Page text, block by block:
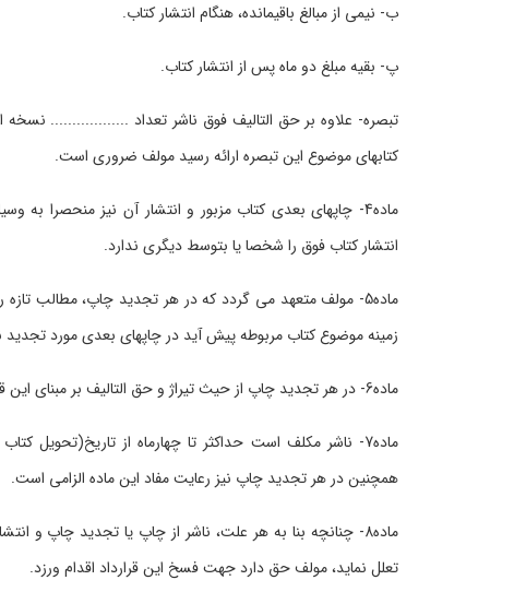
ب- نیمی از مبالغ باقیمانده، هنگام انتشار کتاب.
پ- بقیه مبلغ دو ماه پس از انتشار کتاب.
تبصره- علاوه بر حق التالیف فوق ناشر تعداد .................. نسخه
کتابهای موضوع این تبصره ارائه رسید مولف ضروری است.
ماده4- چاپهای بعدی کتاب مزبور و انتشار آن نیز منحصرا
انتشار کتاب فوق را شخصا یا بتوسط دیگری ندارد.
ماده5- مولف متعهد می گردد که در هر تجدید چاپ، مطالب تازه
زمینه موضوع کتاب مربوطه پیش آید در چاپهای بعدی مورد تجدید
ماده6- در هر تجدید چاپ از حیث تیراژ و حق التالیف بر مبنای این قرارداد رفتار خواهد شد.
ماده7- ناشر مکلف است حداکثر تا چهارماه از
همچنین در هر تجدید چاپ نیز رعایت مفاد این ماده الزامی است.
تعلل نماید، مولف حق دارد جهت فسخ این قرارداد اقدام ورزد.